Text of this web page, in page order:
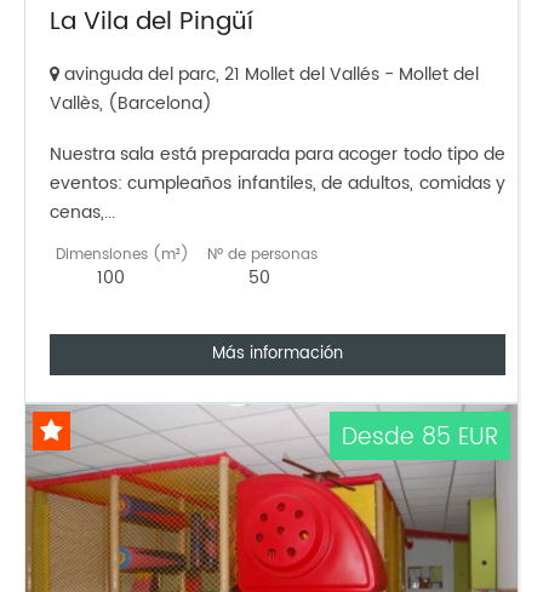
La Vila del Pingüí
avinguda del parc, 21 Mollet del Vallés - Mollet del
Vallès, (Barcelona)
Nuestra sala está preparada para acoger todo tipo de
eventos: cumpleaños infantiles, de adultos, comidas y
cenas,...
Dimensiones (m²)
100
Nº de personas
50
Más información
Desde 85 EUR